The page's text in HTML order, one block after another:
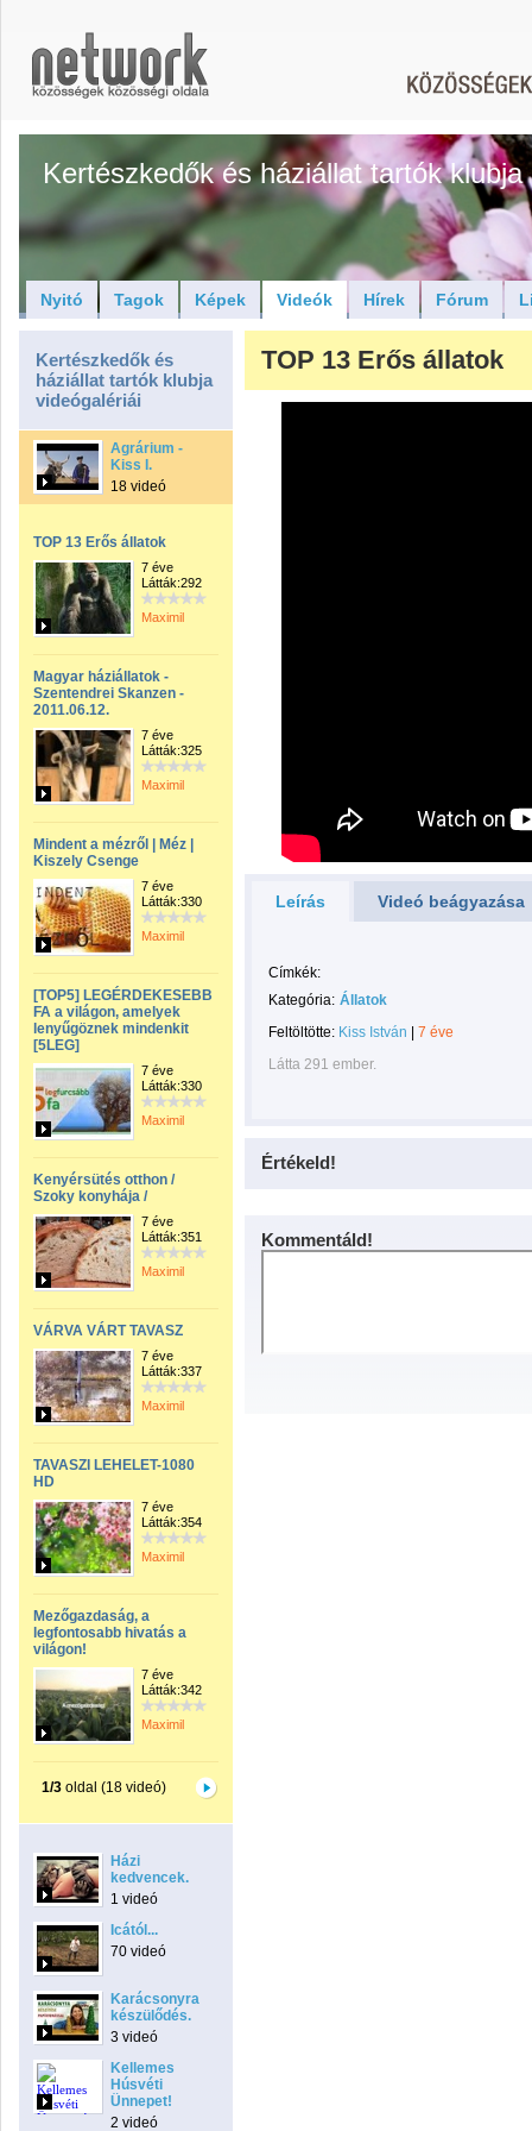
Kertészkedők és háziállat tartók klubja
Nyitó Tagok Képek Videók Hírek Fórum
Kertészkedők és
háziállat tartók klubja
videógalériái
Agrárium -
Kiss I.
18 videó
TOP 13 Erős állatok
7 éve
Látták:292
Maximil
Magyar háziállatok -
Szentendrei Skanzen -
2011.06.12.
7 éve
Látták:325
Maximil
Mindent a mézről | Méz |
Kiszely Csenge
7 éve
Látták:330
Maximil
[TOP5] LEGÉRDEKESEBB
FA a világon, amelyek
lenyűgöznek mindenkit
[5LEG]
7 éve
Látták:330
Maximil
Kenyérsütés otthon /
Szoky konyhája /
7 éve
Látták:351
Maximil
VÁRVA VÁRT TAVASZ
7 éve
Látták:337
Maximil
TAVASZI LEHELET-1080
HD
7 éve
Látták:354
Maximil
Mezőgazdaság, a
legfontosabb hivatás a
világon!
7 éve
Látták:342
Maximil
1/3oldal (18 videó)
Házi
kedvencek.
1 videó
Icától...
70 videó
Karácsonyra
készülődés.
3 videó
Kellemes
Húsvéti
Ünnepet!
2 videó
TOP 13 Erős állatok
Leírás Videó beágyazása
Címkék:
Kategória: Állatok
Feltöltötte: Kiss István
7 éve
Látta 291 ember.
Értékeld!
Kommentáld!